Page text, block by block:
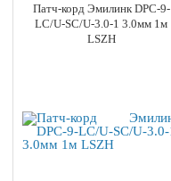
Патч-корд Эмилинк DPC-9-
LC/U-SC/U-3.0-1 3.0мм 1м
LSZH